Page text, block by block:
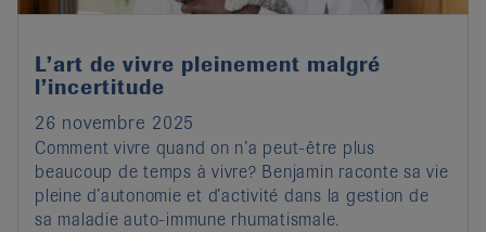
L’art de vivre pleinement malgré
l’incertitude
26 novembre 2025
Comment vivre quand on n’a peut-être plus
beaucoup de temps à vivre? Benjamin raconte sa vie
pleine d’autonomie et d’activité dans la gestion de
sa maladie auto-immune rhumatismale.